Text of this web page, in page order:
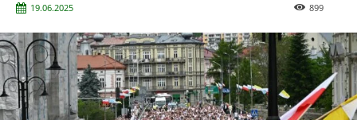
19.06.2025 899